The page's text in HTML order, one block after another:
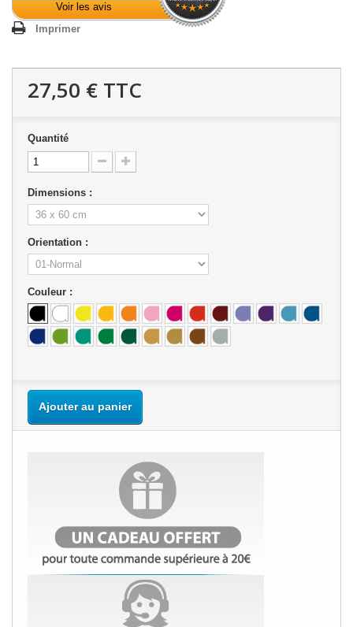
Voir les avis
Imprimer
27,50 € TTC
Quantité
Dimensions :
Orientation :
Couleur :
Ajouter au panier